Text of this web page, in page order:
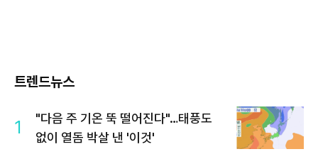
트렌드뉴스
1
"다음 주 기온 뚝 떨어진다"…태풍도
없이 열돔 박살 낸 '이것'